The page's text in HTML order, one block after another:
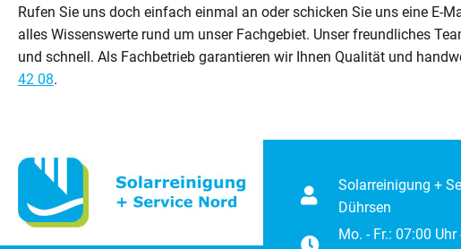
Rufen Sie uns doch einfach einmal an oder schicken Sie uns eine E-
alles Wissenswerte rund um unser Fachgebiet. Unser freundliches
und schnell. Als Fachbetrieb garantieren wir Ihnen Qualität und
42 08.
Solarreinigung +
Dührsen
Mo. - Fr.: 07:00